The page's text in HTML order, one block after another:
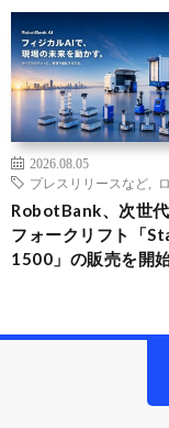
2026.08.05
プレスリリースなど
RobotBank、次世
フォークリフト「
1500」の販売を開